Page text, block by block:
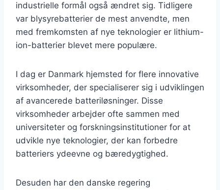
industrielle formål også ændret sig. Tidligere
var blysyrebatterier de mest anvendte, men
med fremkomsten af nye teknologier er lithium-
ion-batterier blevet mere populære.
I dag er Danmark hjemsted for flere innovative
virksomheder, der specialiserer sig i udviklingen
af avancerede batteriløsninger. Disse
virksomheder arbejder ofte sammen med
universiteter og forskningsinstitutioner for at
udvikle nye teknologier, der kan forbedre
batteriers ydeevne og bæredygtighed.
Desuden har den danske regering